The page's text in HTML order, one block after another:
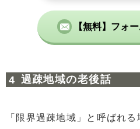
【無料】フォ
過疎地域の老後話
「限界過疎地域」と呼ばれ